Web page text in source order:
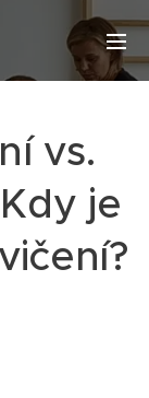
vs.
je